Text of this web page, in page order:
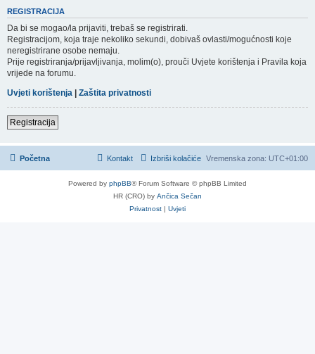
REGISTRACIJA
Da bi se mogao/la prijaviti, trebaš se registrirati.
Registracijom, koja traje nekoliko sekundi, dobivaš ovlasti/mogućnosti koje
neregistrirane osobe nemaju.
Prije registriranja/prijavljivanja, molim(o), prouči Uvjete korištenja i Pravila koja
vrijede na forumu.
Uvjeti korištenja | Zaštita privatnosti
Registracija
Početna Vremenska zona: UTC+01:00
Izbriši kolačiće
Kontakt
Powered by phpBB® Forum Software © phpBB Limited
HR (CRO) by Ančica Sečan
Privatnost | Uvjeti